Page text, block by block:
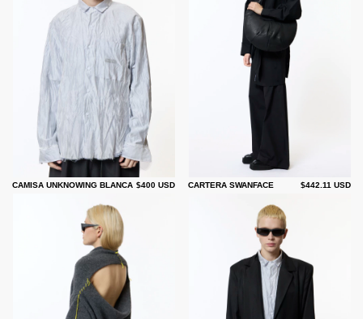
CAMISA UNKNOWING BLANCA $400 USD CARTERA SWANFACE $442.11 USD